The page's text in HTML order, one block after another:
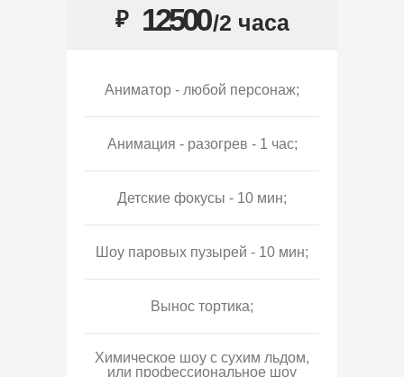
₽ 12500/2 часа
Аниматор - любой персонаж;
Анимация - разогрев - 1 час;
Детские фокусы - 10 мин;
Шоу паровых пузырей - 10 мин;
Вынос тортика;
Химическое шоу с сухим льдом,
или профессиональное шоу